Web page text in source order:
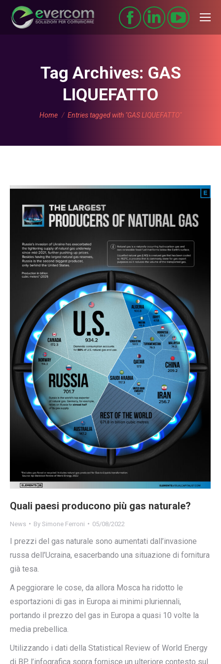
Tag Archives: GAS
LIQUEFATTO
You are here:
Home Entries tagged with "GAS LIQUEFATTO"
Quali paesi producono più gas naturale?
News By Simone Ferroni 05/08/2022
I prezzi del gas naturale sono aumentati dall’invasione
russa dell’Ucraina, esacerbando una situazione di fornitura
già tesa.
A peggiorare le cose, da allora Mosca ha ridotto le
esportazioni di gas in Europa ai minimi pluriennali,
portando il prezzo del gas in Europa a quasi 10 volte la
media prebellica.
Utilizzando i dati della Statistical Review of World Energy
di BP, l’infografica sopra fornisce un ulteriore contesto sul